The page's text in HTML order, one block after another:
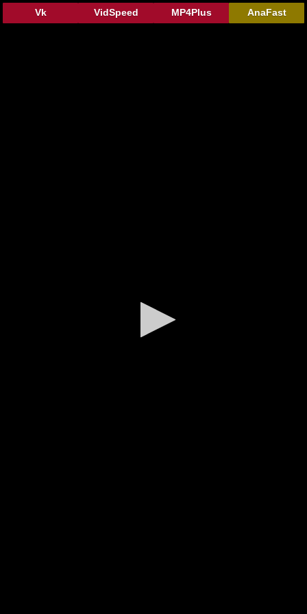
AnaFast
MP4Plus
VidSpeed
Vk